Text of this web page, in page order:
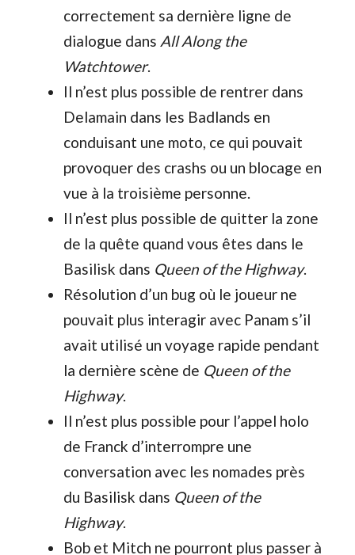
correctement sa dernière ligne de
dialogue dans All Along the
Watchtower.
Il n’est plus possible de rentrer dans
Delamain dans les Badlands en
conduisant une moto, ce qui pouvait
provoquer des crashs ou un blocage en
vue à la troisième personne.
Il n’est plus possible de quitter la zone
de la quête quand vous êtes dans le
Basilisk dans Queen of the Highway.
Résolution d’un bug où le joueur ne
pouvait plus interagir avec Panam s’il
avait utilisé un voyage rapide pendant
la dernière scène de Queen of the
Highway.
Il n’est plus possible pour l’appel holo
de Franck d’interrompre une
conversation avec les nomades près
du Basilisk dans Queen of the
Highway.
Bob et Mitch ne pourront plus passer à